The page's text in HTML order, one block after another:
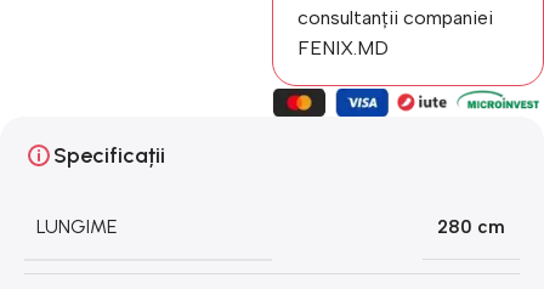
consultanții companiei
FENIX.MD
Specificații
LUNGIME 280 cm